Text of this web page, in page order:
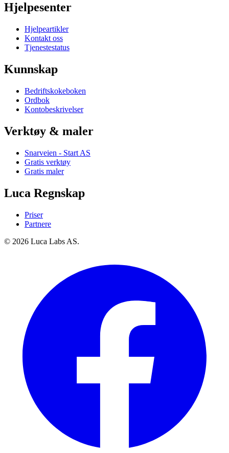
Hjelpesenter
Hjelpeartikler
Kontakt oss
Tjenestestatus
Kunnskap
Bedriftskokeboken
Ordbok
Kontobeskrivelser
Verktøy & maler
Snarveien - Start AS
Gratis verktøy
Gratis maler
Luca Regnskap
Priser
Partnere
© 2026 Luca Labs AS.